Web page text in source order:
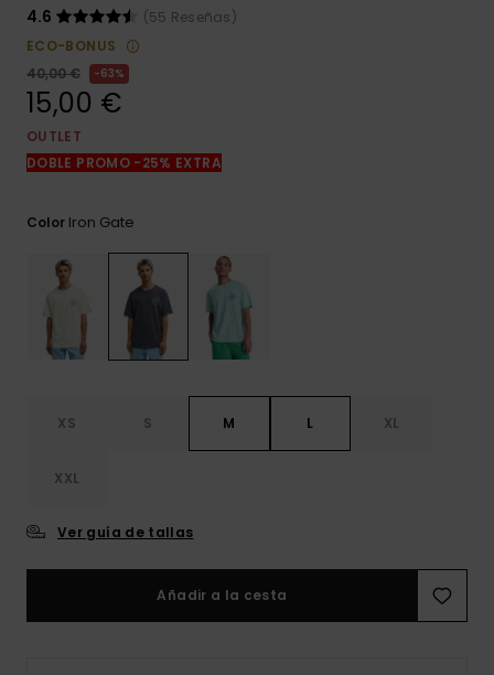
respuestas a
las preguntas
contacto.
4.6
(55 Reseñas)
ECO-BONUS
40,00 €
63%
15,00 €
OUTLET
DOBLE PROMO -25% EXTRA
Color Iron Gate
XS S M L XL
XXL
Ver guía de tallas
Añadir a la cesta